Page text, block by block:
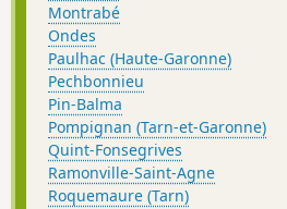
Montrabé
Ondes
Paulhac (Haute-Garonne)
Pechbonnieu
Pin-Balma
Pompignan (Tarn-et-Garonne)
Quint-Fonsegrives
Ramonville-Saint-Agne
Roquemaure (Tarn)